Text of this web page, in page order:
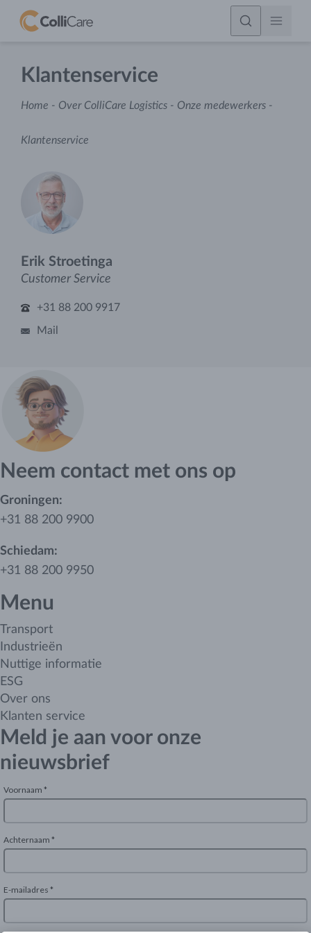
Klantenservice
Home - Over ColliCare Logistics - Onze medewerkers -
Klantenservice
Erik Stroetinga
Customer Service
+31 88 200 9917
Mail
Neem contact met ons op
Groningen:
+31 88 200 9900
Schiedam:
+31 88 200 9950
Menu
Transport
Industrieën
Nuttige informatie
ESG
Over ons
Klanten service
Meld je aan voor onze
nieuwsbrief